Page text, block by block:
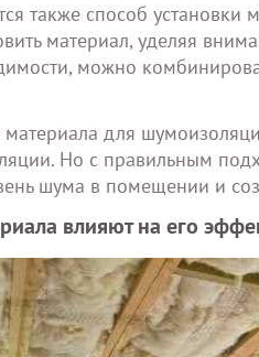
также способ установки
материал, уделяя
можно
для
Но с правильным
шума в помещении и
влияют на его